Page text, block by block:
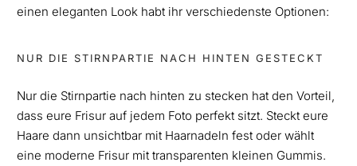
einen eleganten Look habt ihr verschiedenste Optionen:
NUR DIE STIRNPARTIE NACH HINTEN GESTECKT
Nur die Stirnpartie nach hinten zu stecken hat den Vorteil,
dass eure Frisur auf jedem Foto perfekt sitzt. Steckt eure
Haare dann unsichtbar mit Haarnadeln fest oder wählt
eine moderne Frisur mit transparenten kleinen Gummis.